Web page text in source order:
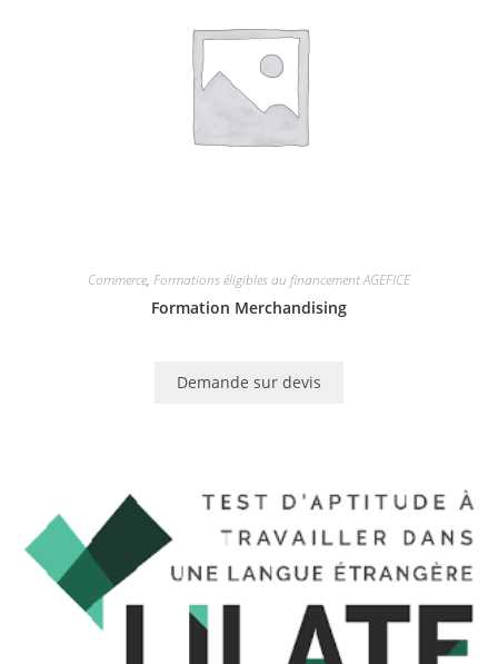
Commerce, Formations éligibles au financement AGEFICE
Formation Merchandising
Demande sur devis